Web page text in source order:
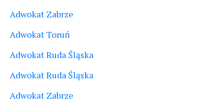
Adwokat Zabrze
Adwokat Toruń
Adwokat Ruda Śląska
Adwokat Ruda Śląska
Adwokat Zabrze